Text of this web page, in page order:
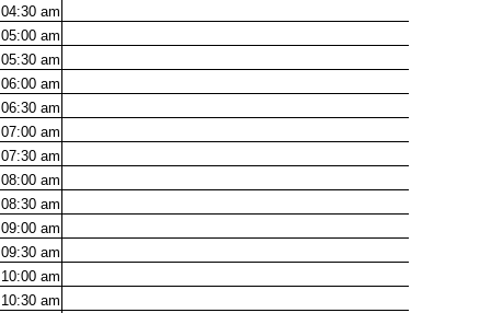
04:30 am
05:00 am
05:30 am
06:00 am
06:30 am
07:00 am
07:30 am
08:00 am
08:30 am
09:00 am
09:30 am
10:00 am
10:30 am